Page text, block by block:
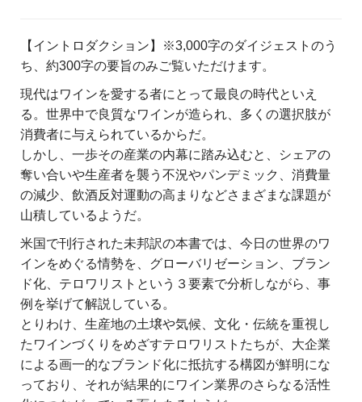
【イントロダクション】※3,000字のダイジェストのう
ち、約300字の要旨のみご覧いただけます。
現代はワインを愛する者にとって最良の時代といえ
る。世界中で良質なワインが造られ、多くの選択肢が
消費者に与えられているからだ。
しかし、一歩その産業の内幕に踏み込むと、シェアの
奪い合いや生産者を襲う不況やパンデミック、消費量
の減少、飲酒反対運動の高まりなどさまざまな課題が
山積しているようだ。
米国で刊行された未邦訳の本書では、今日の世界のワ
インをめぐる情勢を、グローバリゼーション、ブラン
ド化、テロワリストという３要素で分析しながら、事
例を挙げて解説している。
とりわけ、生産地の土壌や気候、文化・伝統を重視し
たワインづくりをめざすテロワリストたちが、大企業
による画一的なブランド化に抵抗する構図が鮮明にな
っており、それが結果的にワイン業界のさらなる活性